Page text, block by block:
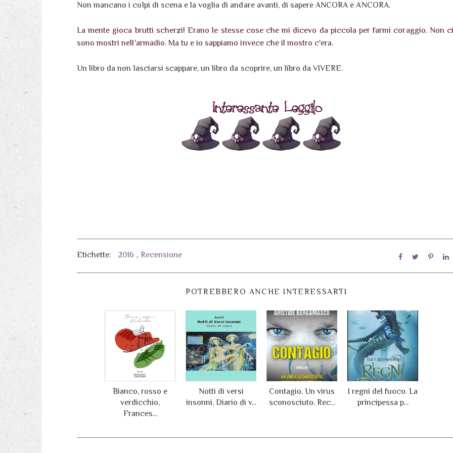
Non mancano i colpi di scena e la voglia di andare avanti, di sapere ANCORA e ANCORA.
La mente gioca brutti scherzi! Erano le stesse cose che mi dicevo da piccola per farmi coraggio. Non ci
sono mostri nell'armadio. Ma tu e io sappiamo invece che il mostro c'era.
Un libro da non lasciarsi scappare, un libro da scoprire, un libro da VIVERE.
Etichette: 2016 , Recensione
POTREBBERO ANCHE INTERESSARTI
Bianco, rosso e
verdicchio,
Frances...
Notti di versi
insonni, Diario di v...
Contagio. Un virus
sconosciuto. Rec...
I regni del fuoco. La
principessa p...